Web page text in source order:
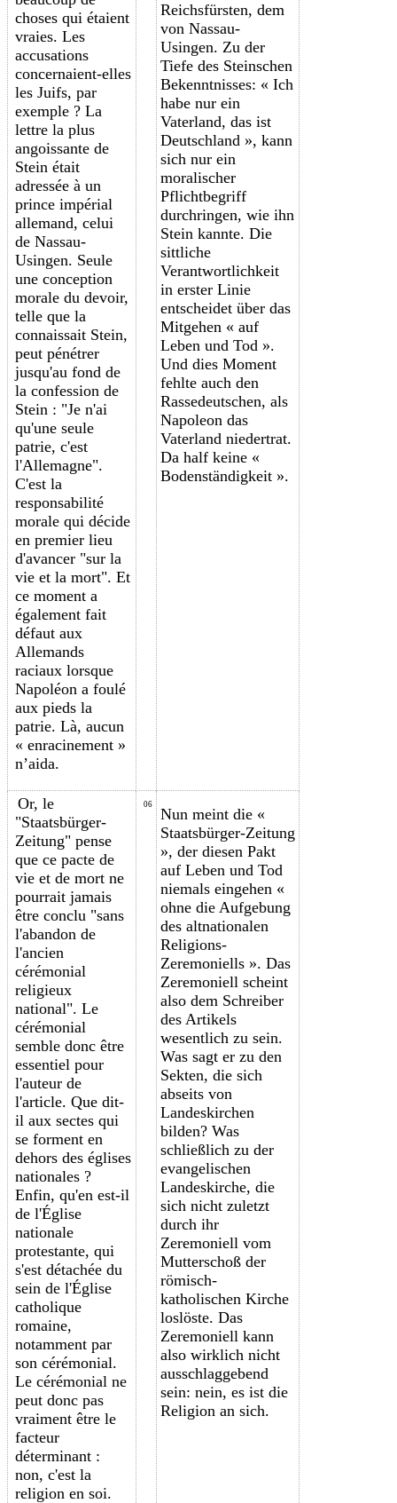
choses qui étaient
vraies. Les
accusations
concernaient-elles
les Juifs, par
exemple ? La
lettre la plus
angoissante de
Stein était
adressée à un
prince impérial
allemand, celui
de Nassau-
Usingen. Seule
une conception
morale du devoir,
telle que la
connaissait Stein,
peut pénétrer
jusqu'au fond de
la confession de
Stein : "Je n'ai
qu'une seule
patrie, c'est
l'Allemagne".
C'est la
responsabilité
morale qui décide
en premier lieu
d'avancer "sur la
vie et la mort". Et
ce moment a
également fait
défaut aux
Allemands
raciaux lorsque
Napoléon a foulé
aux pieds la
patrie. Là, aucun
« enracinement »
n’aida.
Reichsfürsten, dem
von Nassau-
Usingen. Zu der
Tiefe des Steinschen
Bekenntnisses: « Ich
habe nur ein
Vaterland, das ist
Deutschland », kann
sich nur ein
moralischer
Pflichtbegriff
durchringen, wie ihn
Stein kannte. Die
sittliche
Verantwortlichkeit
in erster Linie
entscheidet über das
Mitgehen « auf
Leben und Tod ».
Und dies Moment
fehlte auch den
Rassedeutschen, als
Napoleon das
Vaterland niedertrat.
Da half keine «
Bodenständigkeit ».
Or, le
"Staatsbürger-
Zeitung" pense
que ce pacte de
vie et de mort ne
pourrait jamais
être conclu "sans
l'abandon de
l'ancien
cérémonial
religieux
national". Le
cérémonial
semble donc être
essentiel pour
l'auteur de
l'article. Que dit-
il aux sectes qui
se forment en
dehors des églises
nationales ?
Enfin, qu'en est-il
de l'Église
nationale
protestante, qui
s'est détachée du
sein de l'Église
catholique
romaine,
notamment par
son cérémonial.
Le cérémonial ne
peut donc pas
vraiment être le
facteur
déterminant :
non, c'est la
religion en soi.
06
Nun meint die «
Staatsbürger-Zeitung
», der diesen Pakt
auf Leben und Tod
niemals eingehen «
ohne die Aufgebung
des altnationalen
Religions-
Zeremoniells ». Das
Zeremoniell scheint
also dem Schreiber
des Artikels
wesentlich zu sein.
Was sagt er zu den
Sekten, die sich
abseits von
Landeskirchen
bilden? Was
schließlich zu der
evangelischen
Landeskirche, die
sich nicht zuletzt
durch ihr
Zeremoniell vom
Mutterschoß der
römisch-
katholischen Kirche
loslöste. Das
Zeremoniell kann
also wirklich nicht
ausschlaggebend
sein: nein, es ist die
Religion an sich.